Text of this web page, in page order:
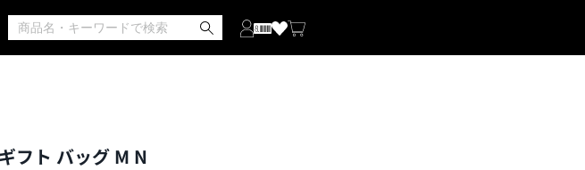
ギフト バッグ M N